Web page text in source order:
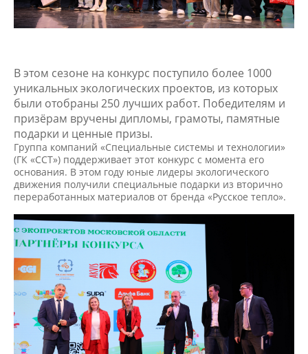
В этом сезоне на конкурс поступило более 1000
уникальных экологических проектов, из которых
были отобраны 250 лучших работ. Победителям и
призёрам вручены дипломы, грамоты, памятные
подарки и ценные призы.
Группа компаний «Специальные системы и технологии»
(ГК «ССТ») поддерживает этот конкурс с момента его
основания. В этом году юные лидеры экологического
движения получили специальные подарки из вторично
переработанных материалов от бренда «Русское тепло».